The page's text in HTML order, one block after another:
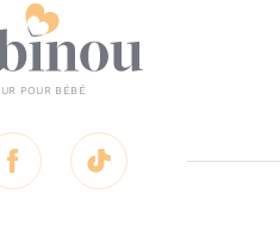
Facebook Tik Tok